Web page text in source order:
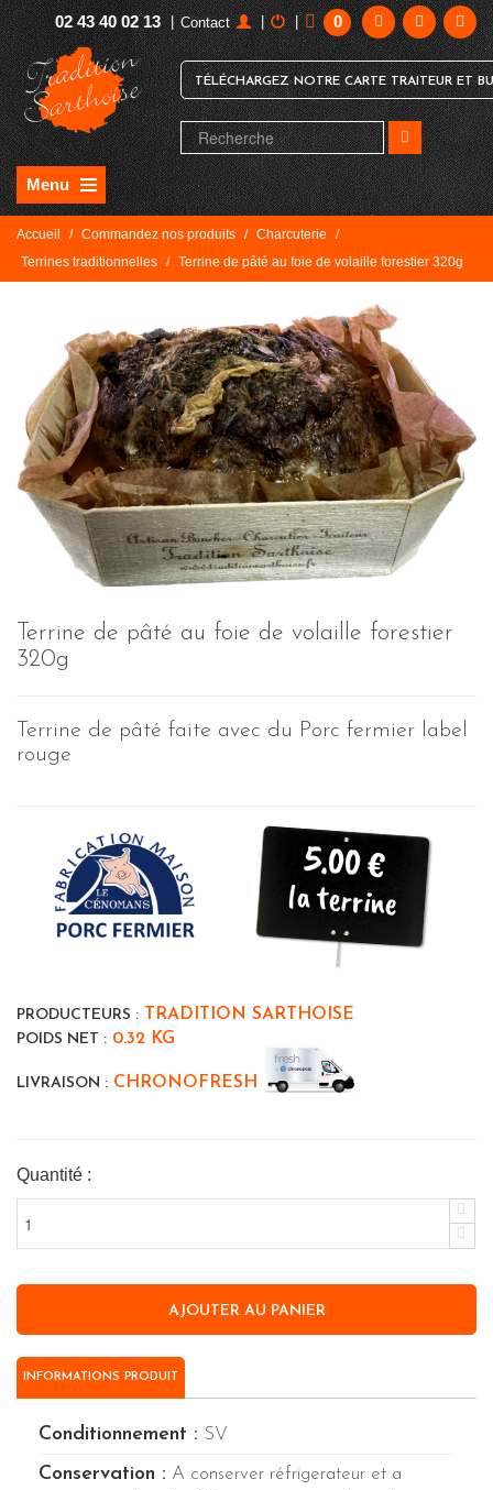
02 43 40 02 13 | Contact | | 0
TÉLÉCHARGEZ NOTRE CARTE TRAITEUR ET
Menu
Accueil / Commandez nos produits / Charcuterie
/
Terrines traditionnelles / Terrine de pâté au foie de volaille forestier 320g
Terrine de pâté au foie de volaille forestier
320g
Terrine de pâté faite avec du Porc fermier label
rouge
5.00 €
la terrine
PRODUCTEURS : TRADITION SARTHOISE
POIDS NET : 0.32 KG
LIVRAISON : CHRONOFRESH
Quantité :
INFORMATIONS PRODUIT
Conditionnement : SV
Conservation : A conserver réfrigerateur et a